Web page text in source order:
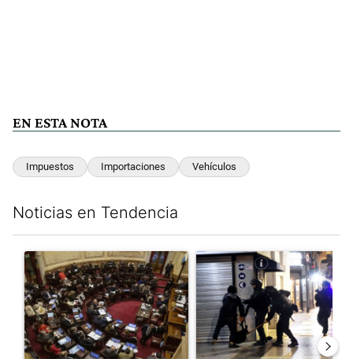
EN ESTA NOTA
Impuestos Importaciones Vehículos
Noticias en Tendencia
Un artículo de tendencia con el título "El Senado dio media
Un artículo de tendencia con